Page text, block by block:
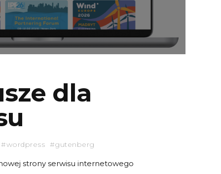
dla
#gutenberg
strony serwisu internetowego